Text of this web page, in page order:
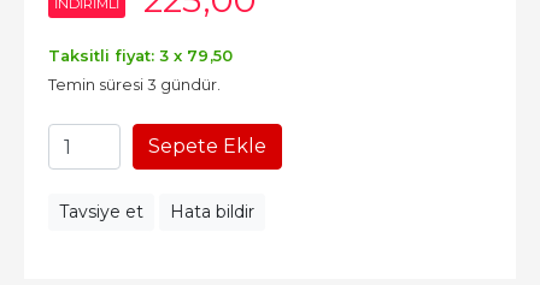
INDIRIMLI
Taksitli fiyat: 3 x 79 ,50
Temin süresi 3 gündür.
Sepete Ekle
Tavsiye et Hata bildir